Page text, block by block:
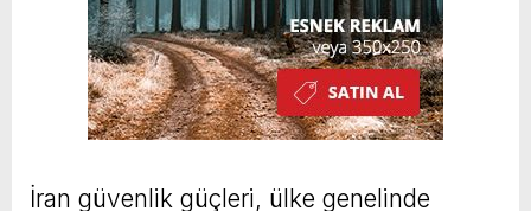
İran güvenlik güçleri, ülke genelinde